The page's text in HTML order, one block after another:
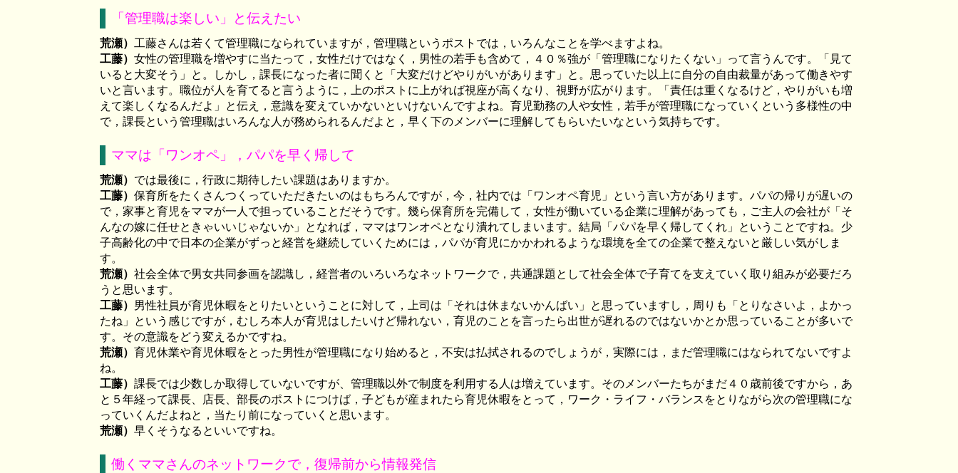
「管理職は楽しい」と伝えたい
荒瀬） 工藤さんは若くて管理職になられていますが，管理職というポストでは，いろんなことを学べますよね。
工藤） 女性の管理職を増やすに当たって，女性だけではなく，男性の若手も含めて，４０％強が「管理職になりたくない」って言うんです。「見て
いると大変そう」と。しかし，課長になった者に聞くと「大変だけどやりがいがあります」と。思っていた以上に自分の自由裁量があって働きやす
いと言います。職位が人を育てると言うように，上のポストに上がれば視座が高くなり、視野が広がります。「責任は重くなるけど，やりがいも増
えて楽しくなるんだよ」と伝え，意識を変えていかないといけないんですよね。育児勤務の人や女性，若手が管理職になっていくという多様性の中
で，課長という管理職はいろんな人が務められるんだよと，早く下のメンバーに理解してもらいたいなという気持ちです。
ママは「ワンオペ」，パパを早く帰して
荒瀬） では最後に，行政に期待したい課題はありますか。
工藤） 保育所をたくさんつくっていただきたいのはもちろんですが，今，社内では「ワンオペ育児」という言い方があります。パパの帰りが遅いの
で，家事と育児をママが一人で担っていることだそうです。幾ら保育所を完備して，女性が働いている企業に理解があっても，ご主人の会社が「そ
んなの嫁に任せときゃいいじゃないか」となれば，ママはワンオペとなり潰れてしまいます。結局「パパを早く帰してくれ」ということですね。少
子高齢化の中で日本の企業がずっと経営を継続していくためには，パパが育児にかかわれるような環境を全ての企業で整えないと厳しい気がしま
す。
荒瀬） 社会全体で男女共同参画を認識し，経営者のいろいろなネットワークで，共通課題として社会全体で子育てを支えていく取り組みが必要だろ
うと思います。
工藤） 男性社員が育児休暇をとりたいということに対して，上司は「それは休まないかんばい」と思っていますし，周りも「とりなさいよ，よかっ
たね」という感じですが，むしろ本人が育児はしたいけど帰れない，育児のことを言ったら出世が遅れるのではないかとか思っていることが多いで
す。その意識をどう変えるかですね。
荒瀬） 育児休業や育児休暇をとった男性が管理職になり始めると，不安は払拭されるのでしょうが，実際には，まだ管理職にはなられてないですよ
ね。
工藤） 課長では少数しか取得していないですが、管理職以外で制度を利用する人は増えています。そのメンバーたちがまだ４０歳前後ですから，あ
と５年経って課長、店長、部長のポストにつけば，子どもが産まれたら育児休暇をとって，ワーク・ライフ・バランスをとりながら次の管理職にな
っていくんだよねと，当たり前になっていくと思います。
荒瀬） 早くそうなるといいですね。
働くママさんのネットワークで，復帰前から情報発信